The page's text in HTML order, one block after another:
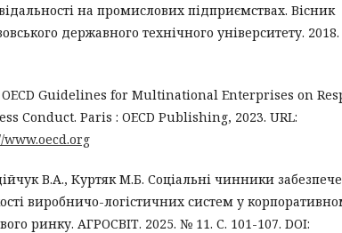
на промислових підприємствах. Вісник
державного технічного університету.
OECD Guidelines for Multinational Enterprises on
Conduct. Paris : OECD Publishing, 2023. URL:
www.oecd.org
В.А., Куртяк М.Б. Соціальні чинники
виробничо-логістичних систем у
ринку. АГРОСВІТ. 2025. № 11. С. 101-107. DOI: